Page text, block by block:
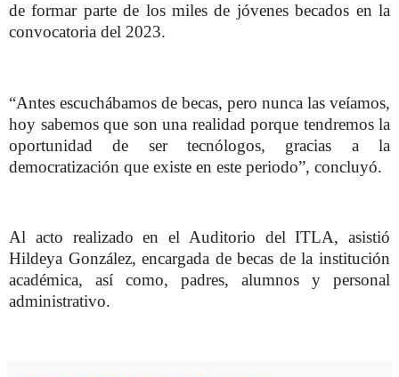
de formar parte de los miles de jóvenes becados en la
convocatoria del 2023.
“Antes escuchábamos de becas, pero nunca las veíamos,
hoy sabemos que son una realidad porque tendremos la
oportunidad de ser tecnólogos, gracias a la
democratización que existe en este periodo”, concluyó.
Al acto realizado en el Auditorio del ITLA, asistió
Hildeya González, encargada de becas de la institución
académica, así como, padres, alumnos y personal
administrativo.